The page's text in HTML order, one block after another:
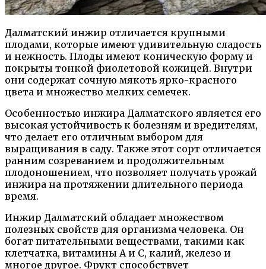
Далматский инжир отличается крупными
плодами, которые имеют удивительную сладость
и нежность. Плоды имеют коническую форму и
покрыты тонкой фиолетовой кожицей. Внутри
они содержат сочную мякоть ярко-красного
цвета и множество мелких семечек.
Особенностью инжира Далматского является его
высокая устойчивость к болезням и вредителям,
что делает его отличным выбором для
выращивания в саду. Также этот сорт отличается
ранним созреванием и продолжительным
плодоношением, что позволяет получать урожай
инжира на протяжении длительного периода
время.
Инжир Далматский обладает множеством
полезных свойств для организма человека. Он
богат питательными веществами, такими как
клетчатка, витамины А и С, калий, железо и
многое другое. Фрукт способствует